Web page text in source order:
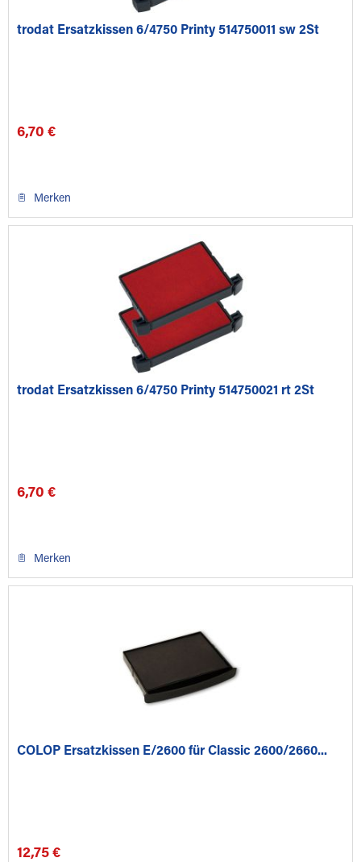
trodat Ersatzkissen 6/4750 Printy 514750011 sw 2St
6,70 €
Merken
trodat Ersatzkissen 6/4750 Printy 514750021 rt 2St
6,70 €
Merken
COLOP Ersatzkissen E/2600 für Classic 2600/2660...
12,75 €